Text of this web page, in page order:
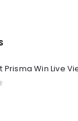
Prisma Win Live
5